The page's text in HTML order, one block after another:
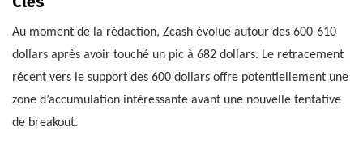
Au moment de la rédaction, Zcash évolue autour des 600-610
dollars après avoir touché un pic à 682 dollars. Le retracement
récent vers le support des 600 dollars offre potentiellement une
zone d’accumulation intéressante avant une nouvelle tentative
de breakout.